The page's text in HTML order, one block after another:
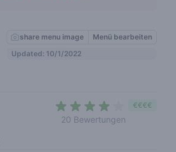
share menu image
Menü bearbeiten
Updated: 10/1/2022
20 Bewertungen
€€€€